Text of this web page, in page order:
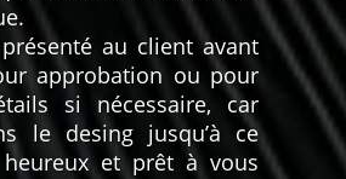
au client avant
approbation ou pour
si nécessaire, car
le desing jusqu’à ce
et prêt à vous